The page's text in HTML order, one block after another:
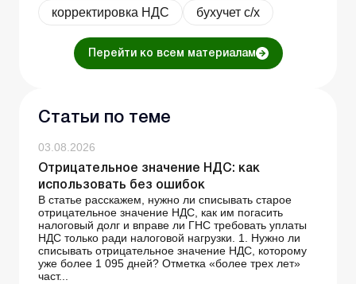
корректировка НДС
бухучет с/х
Перейти ко всем материалам
Статьи по теме
03.08.2026
Отрицательное значение НДС: как
использовать без ошибок
В статье расскажем, нужно ли списывать старое
отрицательное значение НДС, как им погасить
налоговый долг и вправе ли ГНС требовать уплаты
НДС только ради налоговой нагрузки. 1. Нужно ли
списывать отрицательное значение НДС, которому
уже более 1 095 дней? Отметка «более трех лет»
част...